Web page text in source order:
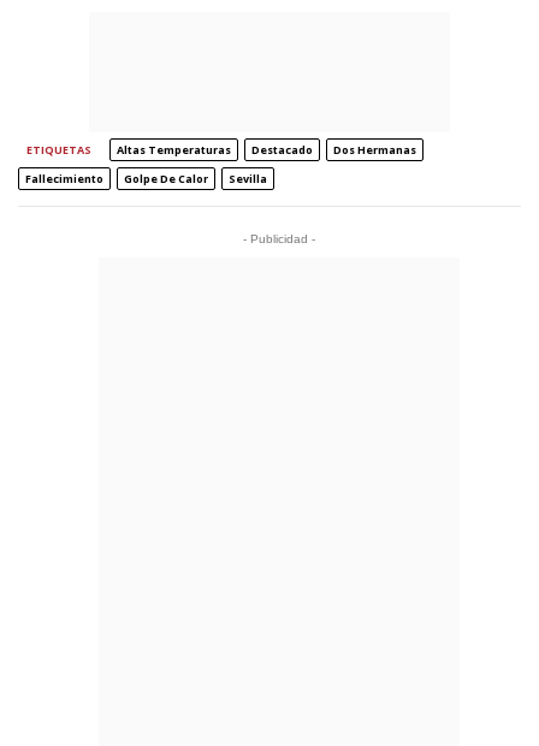
ETIQUETAS Altas Temperaturas Destacado
Dos Hermanas
Fallecimiento
Golpe De Calor Sevilla
- Publicidad -